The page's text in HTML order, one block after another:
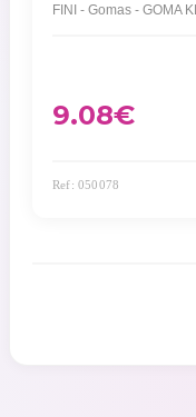
9.08€
Ref: 050078